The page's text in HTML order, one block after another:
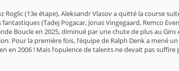
(13e étape), Aleksandr Vlasov a quitté la course
(Tadej Pogacar, Jonas Vingegaard, Remco
Boucle en 2025, diminué par une chute de plus au
Pour la première fois, l’équipe de Ralph Denk a mené
2006 ! Mais l’opulence de talents ne devait pas suffire